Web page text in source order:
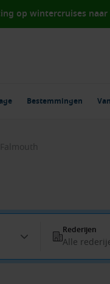
op wintercruises
Bestemmingen
Rederijen
Alle